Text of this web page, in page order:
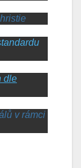
dle
v rámci